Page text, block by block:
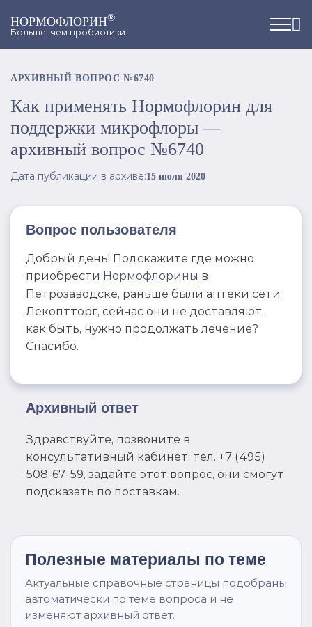
НОРМОФЛОРИН®
Больше, чем пробиотики
АРХИВНЫЙ ВОПРОС №6740
Как применять Нормофлорин для
поддержки микрофлоры —
архивный вопрос №6740
Дата публикации в архиве:15 июля 2020
Вопрос пользователя
Добрый день! Подскажите где можно
приобрести Нормофлорины в
Петрозаводске, раньше были аптеки сети
Лекоптторг, сейчас они не доставляют,
как быть, нужно продолжать лечение?
Спасибо.
Архивный ответ
Здравствуйте, позвоните в
консультативный кабинет, тел. +7 (495)
508-67-59, задайте этот вопрос, они смогут
подсказать по поставкам.
Полезные материалы по теме
Актуальные справочные страницы подобраны
автоматически по теме вопроса и не
изменяют архивный ответ.